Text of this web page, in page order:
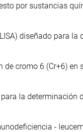
por sustancias
diseñado para
de cromo 6 (Cr+6)
la determinación
-